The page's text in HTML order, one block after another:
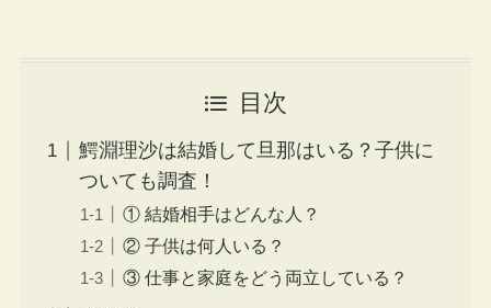
目次
鰐淵理沙は結婚して旦那はいる？子供に
ついても調査！
① 結婚相手はどんな人？
② 子供は何人いる？
③ 仕事と家庭をどう両立している？